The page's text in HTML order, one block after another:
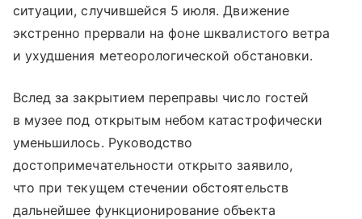
ситуации, случившейся 5 июля. Движение
экстренно прервали на фоне шквалистого ветра
и ухудшения метеорологической обстановки.
Вслед за закрытием переправы число гостей
в музее под открытым небом катастрофически
уменьшилось. Руководство
достопримечательности открыто заявило,
что при текущем стечении обстоятельств
дальнейшее функционирование объекта